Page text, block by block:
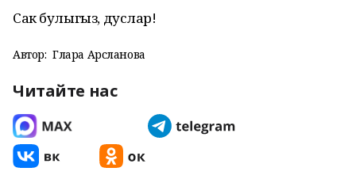
Сак булыгыз, дуслар!
Автор: Гөлара Арсланова
Читайте нас